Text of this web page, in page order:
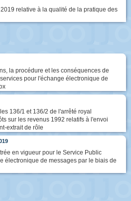
relative à la qualité de la pratique des
la procédure et les conséquences de
pour l'échange électronique de
136/1 et 136/2 de l'arrêté royal
sur les revenus 1992 relatifs à l'envoi
extrait de rôle
en vigueur pour le Service Public
électronique de messages par le biais de